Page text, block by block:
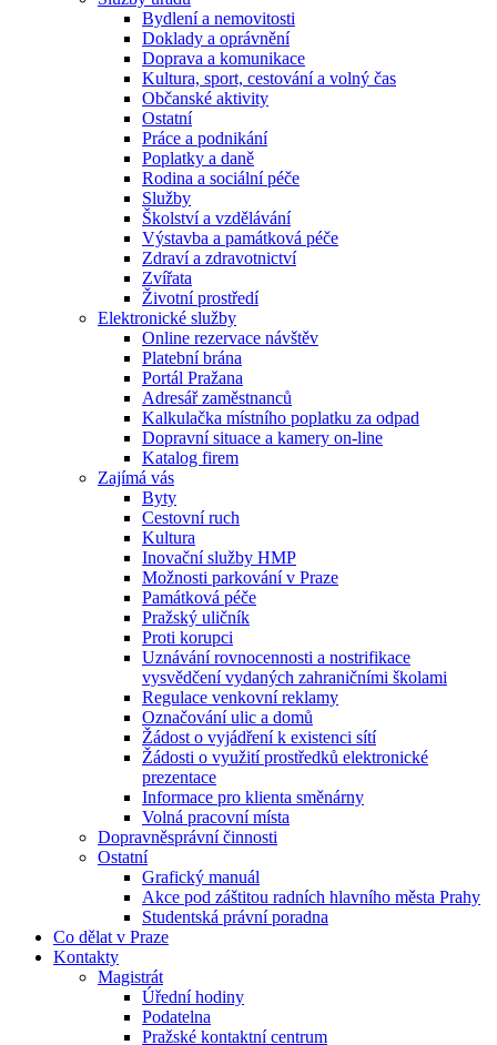
Bydlení a nemovitosti
Doklady a oprávnění
Doprava a komunikace
Kultura, sport, cestování a volný čas
Občanské aktivity
Ostatní
Práce a podnikání
Poplatky a daně
Rodina a sociální péče
Služby
Školství a vzdělávání
Výstavba a památková péče
Zdraví a zdravotnictví
Zvířata
Životní prostředí
Elektronické služby
Online rezervace návštěv
Platební brána
Portál Pražana
Adresář zaměstnanců
Kalkulačka místního poplatku za odpad
Dopravní situace a kamery on-line
Katalog firem
Zajímá vás
Byty
Cestovní ruch
Kultura
Inovační služby HMP
Možnosti parkování v Praze
Památková péče
Pražský uličník
Proti korupci
Uznávání rovnocennosti a nostrifikace
vysvědčení vydaných zahraničními školami
Regulace venkovní reklamy
Označování ulic a domů
Žádost o vyjádření k existenci sítí
Žádosti o využití prostředků elektronické
prezentace
Informace pro klienta směnárny
Volná pracovní místa
Dopravněsprávní činnosti
Ostatní
Grafický manuál
Akce pod záštitou radních hlavního města Prahy
Studentská právní poradna
Co dělat v Praze
Kontakty
Magistrát
Úřední hodiny
Podatelna
Pražské kontaktní centrum